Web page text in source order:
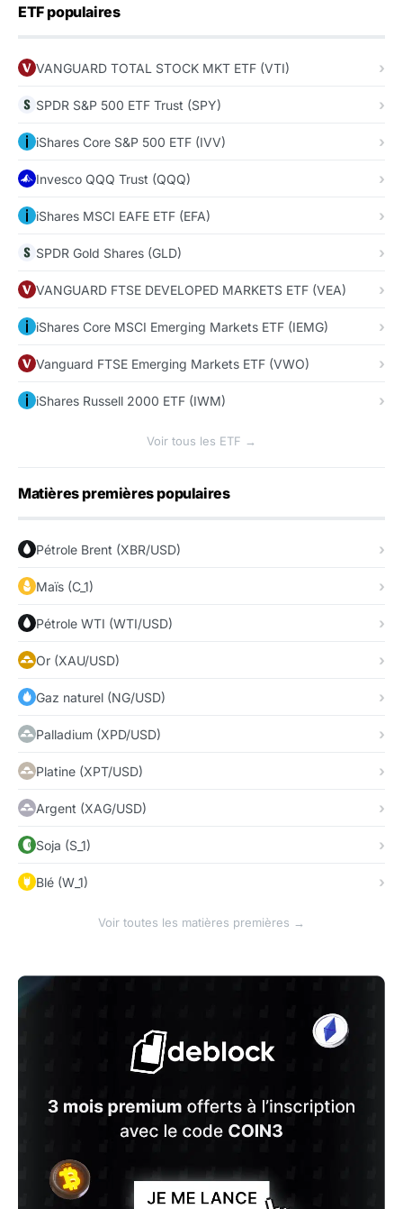
ETF populaires
VANGUARD TOTAL STOCK MKT ETF (VTI)
SPDR S&P 500 ETF Trust (SPY)
iShares Core S&P 500 ETF (IVV)
Invesco QQQ Trust (QQQ)
iShares MSCI EAFE ETF (EFA)
SPDR Gold Shares (GLD)
VANGUARD FTSE DEVELOPED MARKETS ETF (VEA)
iShares Core MSCI Emerging Markets ETF (IEMG)
Vanguard FTSE Emerging Markets ETF (VWO)
iShares Russell 2000 ETF (IWM)
Voir tous les ETF →
Matières premières populaires
Pétrole Brent (XBR/USD)
Maïs (C_1)
Pétrole WTI (WTI/USD)
Or (XAU/USD)
Gaz naturel (NG/USD)
Palladium (XPD/USD)
Platine (XPT/USD)
Argent (XAG/USD)
Soja (S_1)
Blé (W_1)
Voir toutes les matières premières →